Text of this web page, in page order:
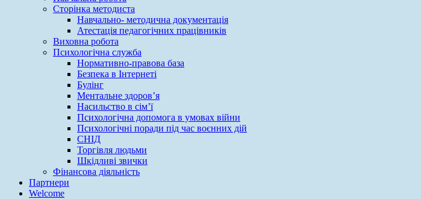
Сторінка методиста
Навчально- методична документація
Атестація педагогічних працівників
Виховна робота
Психологічна служба
Нормативно-правова база
Безпека в Інтернеті
Булінг
Ментальне здоров’я
Насильство в сім’ї
Психологічна допомога в умовах війни
Психологічні поради під час воєнних дій
СНІД
Торгівля людьми
Шкідливі звички
Фінансова діяльність
Партнери
Welcome